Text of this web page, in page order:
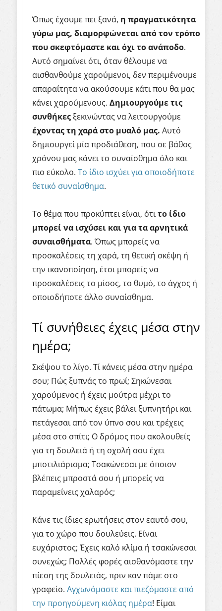
Όπως έχουμε πει ξανά, η πραγματικότητα
γύρω μας, διαμορφώνεται από τον τρόπο
που σκεφτόμαστε και όχι το ανάποδο.
Αυτό σημαίνει ότι, όταν θέλουμε να
αισθανθούμε χαρούμενοι, δεν περιμένουμε
απαραίτητα να ακούσουμε κάτι που θα μας
κάνει χαρούμενους. Δημιουργούμε τις
συνθήκες ξεκινώντας να λειτουργούμε
έχοντας τη χαρά στο μυαλό μας. Αυτό
δημιουργεί μία προδιάθεση, που σε βάθος
χρόνου μας κάνει το συναίσθημα όλο και
πιο εύκολο. Το ίδιο ισχύει για οποιοδήποτε
θετικό συναίσθημα.
Το θέμα που προκύπτει είναι, ότιτο ίδιο
μπορεί να ισχύσει και για τα αρνητικά
συναισθήματα. Όπως μπορείς να
προσκαλέσεις τη χαρά, τη θετική σκέψη ή
την ικανοποίηση, έτσι μπορείς να
προσκαλέσεις το μίσος, το θυμό, το άγχος ή
οποιοδήποτε άλλο συναίσθημα.
Τί συνήθειες έχεις μέσα στην
ημέρα;
Σκέψου το λίγο. Τί κάνεις μέσα στην ημέρα
σου; Πώς ξυπνάς το πρωί; Σηκώνεσαι
χαρούμενος ή έχεις μούτρα μέχρι το
πάτωμα; Μήπως έχεις βάλει ξυπνητήρι και
πετάγεσαι από τον ύπνο σου και τρέχεις
μέσα στο σπίτι; Ο δρόμος που ακολουθείς
για τη δουλειά ή τη σχολή σου έχει
μποτιλιάρισμα; Τσακώνεσαι με όποιον
βλέπεις μπροστά σου ή μπορείς να
παραμείνεις χαλαρός;
Κάνε τις ίδιες ερωτήσεις στον εαυτό σου,
για το χώρο που δουλεύεις. Είναι
ευχάριστος; Έχεις καλό κλίμα ή τσακώνεσαι
συνεχώς; Πολλές φορές αισθανόμαστε την
πίεση της δουλειάς, πριν καν πάμε στο
γραφείο. Αγχωνόμαστε και πιεζόμαστε από
την προηγούμενη κιόλας ημέρα! Είμαι